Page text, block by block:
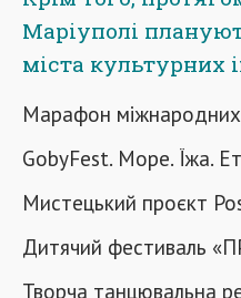
Маріуполі
міста культурних
Марафон міжнародних
GobyFest. Море. Їжа.
Мистецький проєкт
Дитячий фестиваль
Творча танцювальна